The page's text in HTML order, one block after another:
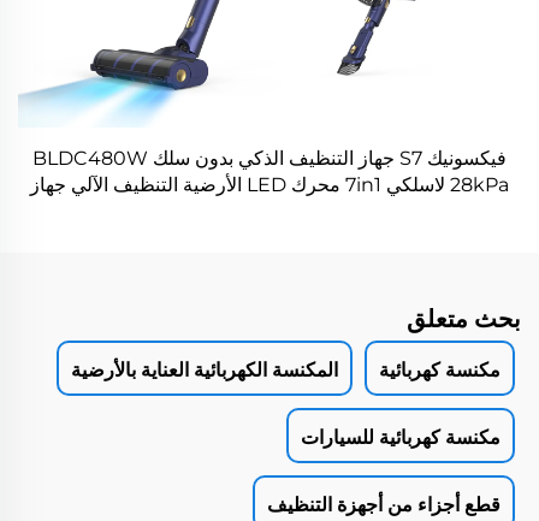
فيكسونيك S7 جهاز التنظيف الذكي بدون سلك BLDC480W
28kPa لاسلكي 7in1 محرك LED الأرضية التنظيف الآلي جهاز
بحث متعلق
مكنسة كهربائية المكنسة الكهربائية العناية بالأرضية
مكنسة كهربائية للسيارات
قطع أجزاء من أجهزة التنظيف